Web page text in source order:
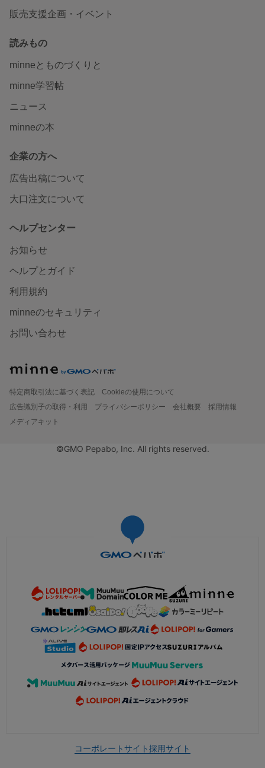
販売支援企画・イベント
読みもの
minneとものづくりと
minne学習帖
ニュース
minneの本
企業の方へ
広告出稿について
大口注文について
ヘルプセンター
お知らせ
ヘルプとガイド
利用規約
minneのセキュリティ
お問い合わせ
特定商取引法に基づく表記
Cookieの使用について
広告識別子の取得・利用
プライバシーポリシー 会社概要
採用情報
メディアキット
©GMO Pepabo, Inc. All rights reserved.
コーポレートサイト採用サイト